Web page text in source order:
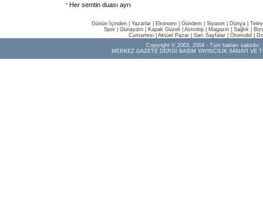
Her semtin duası ayrı
Günün İçinden Yazarlar Ekonomi Gündem Siyaset Dünya |
Spor
Günaydın Kapak Güzeli Astroloji Magazin Sağlık
Cumartesi| Aktüel Pazar| Sarı Sayfalar| Otomobil
Copyright © 2003, 2004 - Tüm hakları saklıdır.
MERKEZ GAZETE DERGİ BASIM YAYINCILIK SANAYİ VE